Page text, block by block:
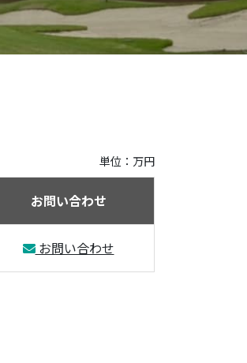
単位：万円
お問い合わせ
お問い合わせ